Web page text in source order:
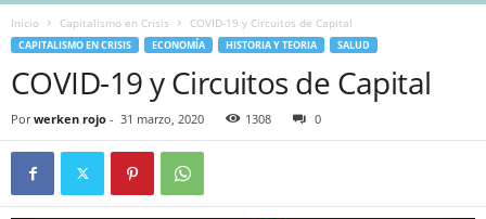
Inicio Capitalismo en Crisis COVID-19 y Circuitos de Capital
CAPITALISMO EN CRISIS ECONOMÍA HISTORIA Y TEORIA SALUD
COVID-19 y Circuitos de Capital
Por werken rojo - 31 marzo, 2020 1308 0